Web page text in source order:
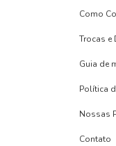
Como
Trocas e
Guia de
Política
Nossas
Contato